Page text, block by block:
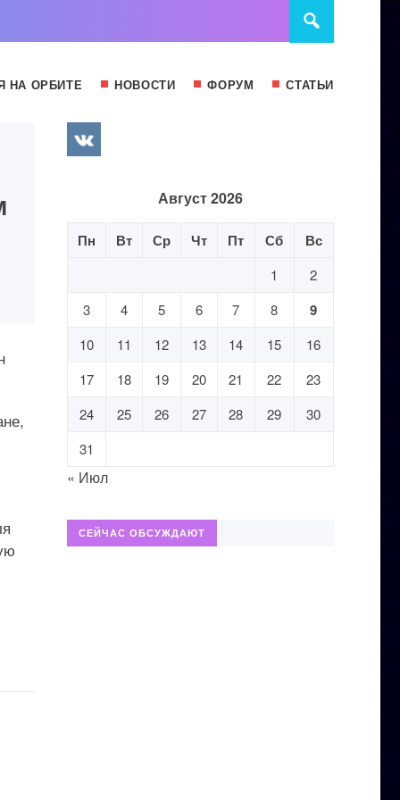
НА ОРБИТЕ НОВОСТИ ФОРУМ СТАТЬИ
Август 2026
Пн Вт Ср Чт Пт Сб Вс
1
2
3
4 5 6 7 8 9
10 11 12 13 14 15
16
17
18 19 20 21 22
23
24
25 26 27 28 29
30
31
« Июл
СЕЙЧАС ОБСУЖДАЮТ